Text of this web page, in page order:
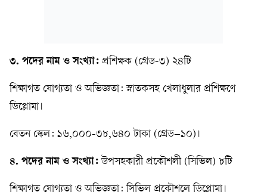
৩. পদের নাম ও সংখ্যা: প্রশিক্ষক (গ্রেড-৩) ২৪টি
শিক্ষাগত যোগ্যতা ও অভিজ্ঞতা: স্নাতকসহ খেলাধুলার প্রশিক্ষণে
ডিপ্লোমা।
বেতন স্কেল: ১৬,০০০-৩৮,৬৪০ টাকা (গ্রেড–১০)।
৪. পদের নাম ও সংখ্যা: উপসহকারী প্রকৌশলী (সিভিল) ৮টি
শিক্ষাগত যোগ্যতা ও অভিজ্ঞতা: সিভিল প্রকৌশলে ডিপ্লোমা।